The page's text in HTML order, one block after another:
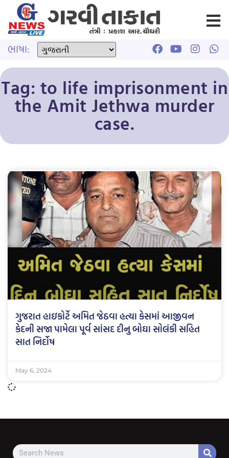
ભાષા:
Tag: to life imprisonment in
the Amit Jethwa murder
case.
ગુજરાત હાઇકોર્ટે અમિત જેઠવા હત્યા કેસમાં આજીવન
કેદની સજા પામેલા પૂર્વ સાંસદ દીનુ બોઘા સોલંકી સહિત
સાત નિર્દોષ
May 6, 2024